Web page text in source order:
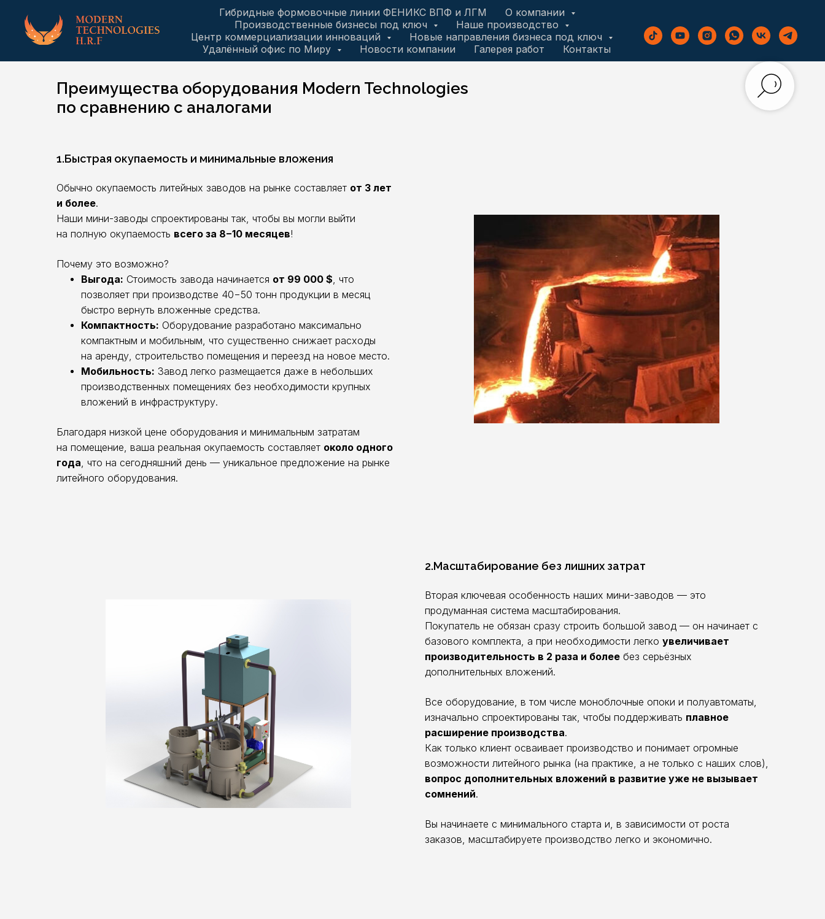
Гибридные формовочные линии ФЕНИКС ВПФ и ЛГМ
О компании
Производственные бизнесы под ключ
Наше производство
Центр коммерциализации инноваций
Новые направления бизнеса под ключ
Удалённый офис по Миру
Новости компании Галерея работ Контакты
Преимущества оборудования Modern Technologies
по сравнению с аналогами
1.Быстрая окупаемость и минимальные вложения
Обычно окупаемость литейных заводов на рынке составляет от 3 лет
и более.
Наши мини-заводы спроектированы так, чтобы вы могли выйти
на полную окупаемость всего за 8−10 месяцев!
Почему это возможно?
Выгода: Стоимость завода начинается от 99 000 $, что
позволяет при производстве 40−50 тонн продукции в месяц
быстро вернуть вложенные средства.
Компактность: Оборудование разработано максимально
компактным и мобильным, что существенно снижает расходы
на аренду, строительство помещения и переезд на новое место.
Мобильность: Завод легко размещается даже в небольших
производственных помещениях без необходимости крупных
вложений в инфраструктуру.
Благодаря низкой цене оборудования и минимальным затратам
на помещение, ваша реальная окупаемость составляет около одного
года, что на сегодняшний день — уникальное предложение на рынке
литейного оборудования.
2.Масштабирование без лишних затрат
Вторая ключевая особенность наших мини-заводов — это
продуманная система масштабирования.
Покупатель не обязан сразу строить большой завод — он начинает с
базового комплекта, а при необходимости легко увеличивает
производительность в 2 раза и более без серьёзных
дополнительных вложений.
Все оборудование, в том числе моноблочные опоки и полуавтоматы,
изначально спроектированы так, чтобы поддерживать плавное
расширение производства.
Как только клиент осваивает производство и понимает огромные
возможности литейного рынка (на практике, а не только с наших слов),
вопрос дополнительных вложений в развитие уже не вызывает
сомнений.
Вы начинаете с минимального старта и, в зависимости от роста
заказов, масштабируете производство легко и экономично.